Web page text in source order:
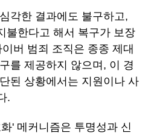
각한 결과에도 불구하고,
불한다고 해서 복구가 보장
버 범죄 조직은 종종 제대
를 제공하지 않으며, 이 경
된 상황에서는 지원이나 사
.
' 메커니즘은 투명성과 신